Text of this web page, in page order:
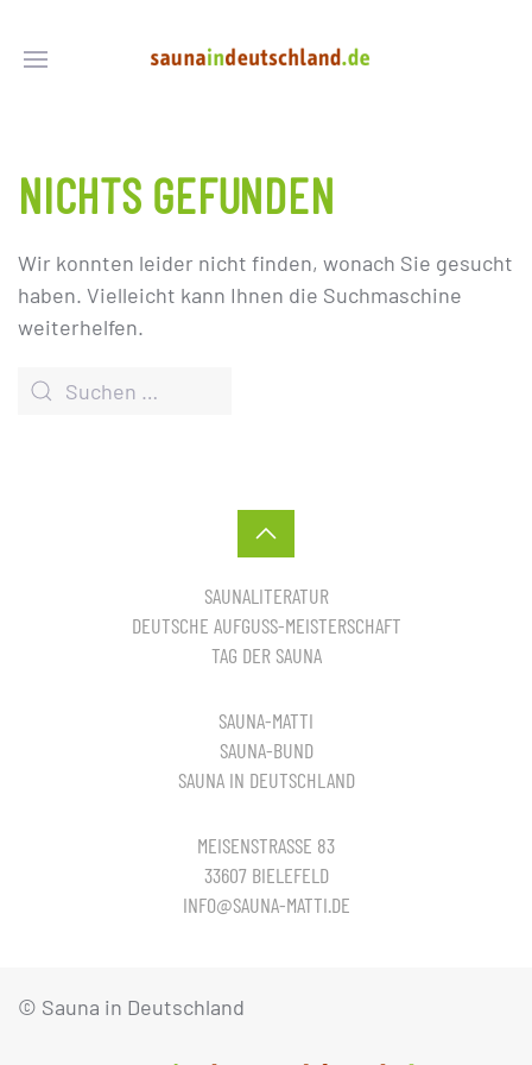
NICHTS GEFUNDEN
Wir konnten leider nicht finden, wonach Sie gesucht
haben. Vielleicht kann Ihnen die Suchmaschine
weiterhelfen.
SAUNALITERATUR
DEUTSCHE AUFGUSS-MEISTERSCHAFT
TAG DER SAUNA
SAUNA-MATTI
SAUNA-BUND
SAUNA IN DEUTSCHLAND
MEISENSTRASSE 83
33607 BIELEFELD
INFO@SAUNA-MATTI.DE
© Sauna in Deutschland